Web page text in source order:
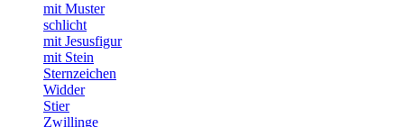
mit Muster
schlicht
mit Jesusfigur
mit Stein
Sternzeichen
Widder
Stier
Zwillinge